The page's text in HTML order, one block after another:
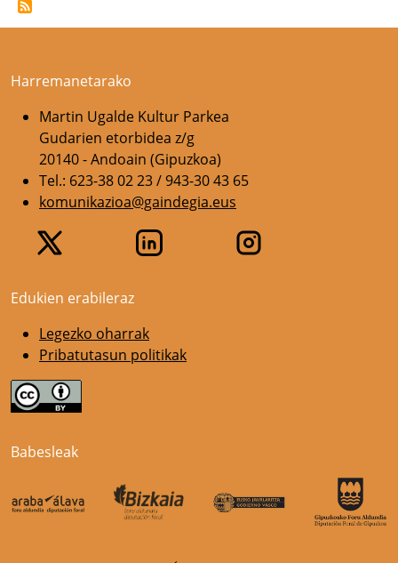
Harremanetarako
Martin Ugalde Kultur Parkea
Gudarien etorbidea z/g
20140 - Andoain (Gipuzkoa)
Tel.: 623-38 02 23 / 943-30 43 65
komunikazioa@gaindegia.eus
Edukien erabileraz
Legezko oharrak
Pribatutasun politikak
Babesleak